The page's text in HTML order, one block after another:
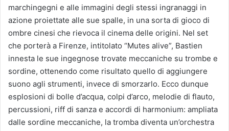
marchingegni e alle immagini degli stessi ingranaggi in
azione proiettate alle sue spalle, in una sorta di gioco di
ombre cinesi che rievoca il cinema delle origini. Nel set
che porterà a Firenze, intitolato “Mutes alive”, Bastien
innesta le sue ingegnose trovate meccaniche su trombe e
sordine, ottenendo come risultato quello di aggiungere
suono agli strumenti, invece di smorzarlo. Ecco dunque
esplosioni di bolle d’acqua, colpi d’arco, melodie di flauto,
percussioni, riff di sanza e accordi di harmonium: ampliata
dalle sordine meccaniche, la tromba diventa un’orchestra